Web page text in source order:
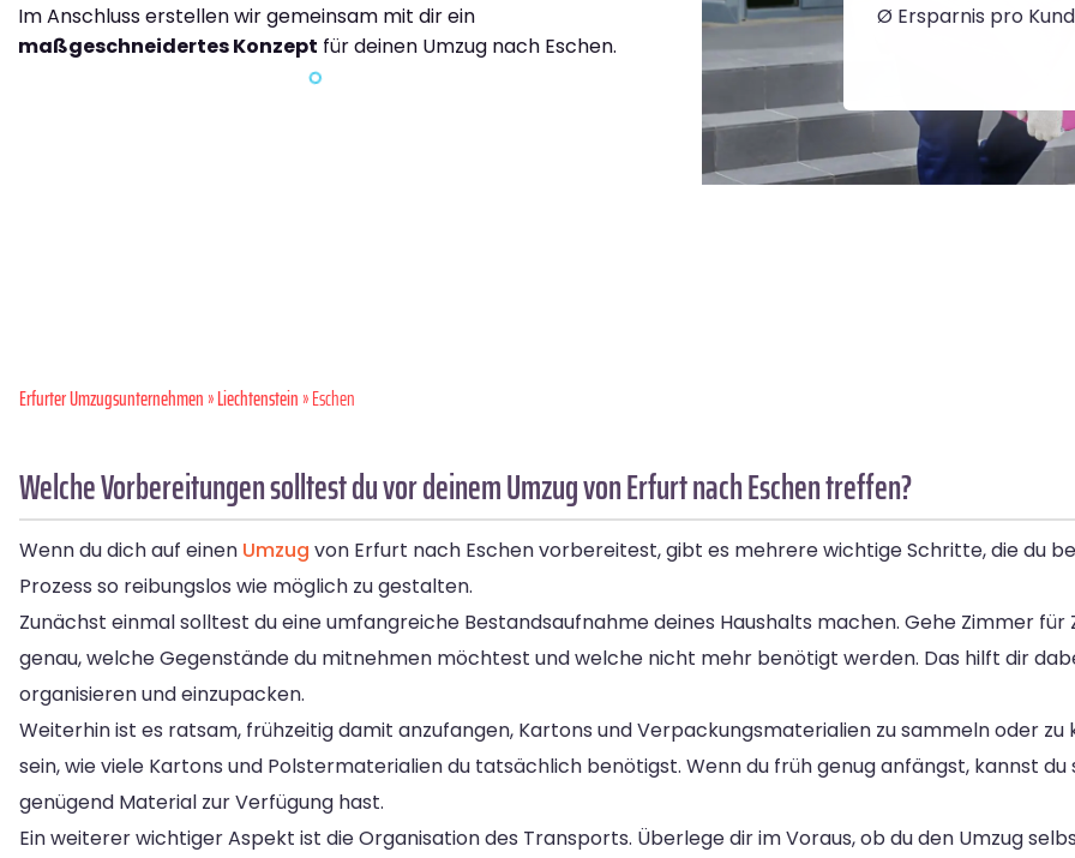
Im Anschluss erstellen wir gemeinsam mit dir ein
maßgeschneidertes Konzept für deinen Umzug nach Eschen.
Ø Ersparnis pro
Erfurter Umzugsunternehmen»Liechtenstein» Eschen
Welche Vorbereitungen solltest du vor deinem Umzug von Erfurt nach Eschen treffen?
Wenn du dich auf einen Umzug von Erfurt nach Eschen vorbereitest, gibt es mehrere wichtige Schritte, die du
Prozess so reibungslos wie möglich zu gestalten.
Zunächst einmal solltest du eine umfangreiche Bestandsaufnahme deines Haushalts machen. Gehe Zimmer
genau, welche Gegenstände du mitnehmen möchtest und welche nicht mehr benötigt werden. Das hilft dir
organisieren und einzupacken.
Weiterhin ist es ratsam, frühzeitig damit anzufangen, Kartons und Verpackungsmaterialien zu sammeln oder
sein, wie viele Kartons und Polstermaterialien du tatsächlich benötigst. Wenn du früh genug anfängst, kannst du
genügend Material zur Verfügung hast.
Ein weiterer wichtiger Aspekt ist die Organisation des Transports. Überlege dir im Voraus, ob du den Umzug